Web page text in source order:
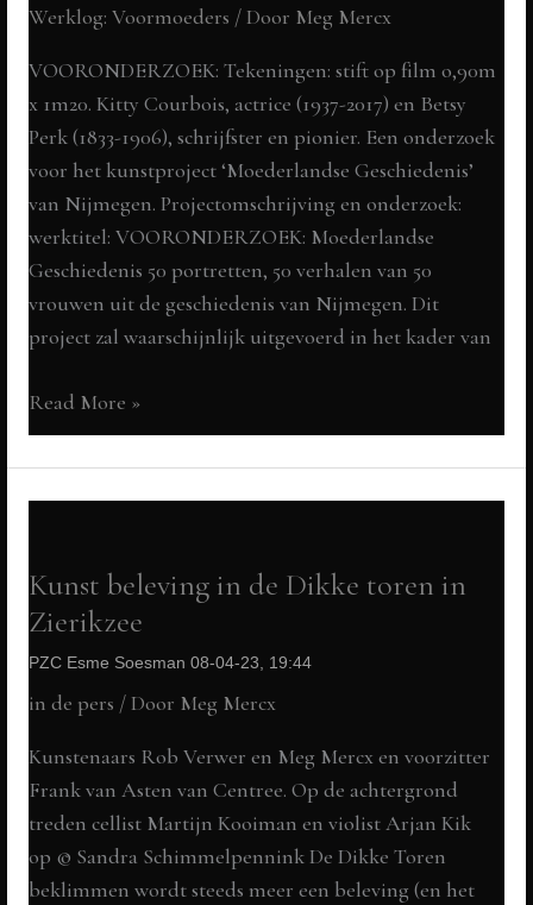
|
Delden,
Blikveld
5,
DING.
16-
Werklog: Voormoeders / Door Meg Mercx
VOORONDERZOEK: Tekeningen: stift op film o,90m
x 1m20. Kitty Courbois, actrice (1937-2017) en Betsy
Perk (1833-1906), schrijfster en pionier. Een onderzoek
voor het kunstproject ‘Moederlandse Geschiedenis’
van Nijmegen. Projectomschrijving en onderzoek:
werktitel: VOORONDERZOEK: Moederlandse
Geschiedenis 50 portretten, 50 verhalen van 50
vrouwen uit de geschiedenis van Nijmegen. Dit
project zal waarschijnlijk uitgevoerd in het kader van
Moederlandse
Geschiedenis
Een
VOORONDERZOEK:
een
Big
2023/2024
Read More »
Kunst beleving in de Dikke toren in
Zierikzee
PZC Esme Soesman 08-04-23, 19:44
in de pers / Door Meg Mercx
Kunstenaars Rob Verwer en Meg Mercx en voorzitter
Frank van Asten van Centree. Op de achtergrond
treden cellist Martijn Kooiman en violist Arjan Kik
op © Sandra Schimmelpennink De Dikke Toren
beklimmen wordt steeds meer een beleving (en het